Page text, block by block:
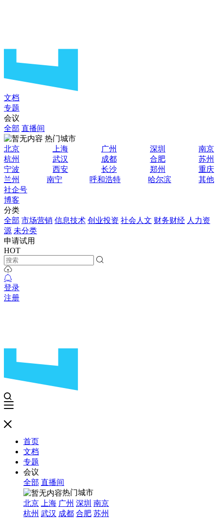
文档
专题
会议
全部 直播间
热门城市
北京
上海 广州 深圳
南京
杭州
武汉 成都 合肥
苏州
宁波
西安 长沙 郑州
重庆
兰州
南宁 呼和浩特 哈尔滨
其他
社企号
博客
分类
全部 市场营销 信息技术 创业投资 社会人文 财务财经 人力资
源 未分类
申请试用
HOT
登录
注册
首页
文档
专题
会议
全部 直播间
热门城市
北京
上海 广州 深圳 南京
杭州 武汉 成都 合肥 苏州